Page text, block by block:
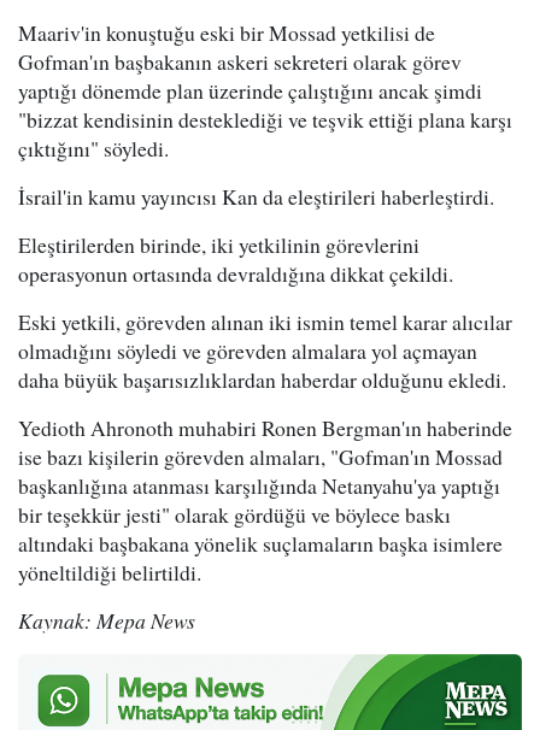
Maariv'in konuştuğu eski bir Mossad yetkilisi de
Gofman'ın başbakanın askeri sekreteri olarak görev
yaptığı dönemde plan üzerinde çalıştığını ancak şimdi
"bizzat kendisinin desteklediği ve teşvik ettiği plana karşı
çıktığını" söyledi.
İsrail'in kamu yayıncısı Kan da eleştirileri haberleştirdi.
Eleştirilerden birinde, iki yetkilinin görevlerini
operasyonun ortasında devraldığına dikkat çekildi.
Eski yetkili, görevden alınan iki ismin temel karar alıcılar
olmadığını söyledi ve görevden almalara yol açmayan
daha büyük başarısızlıklardan haberdar olduğunu ekledi.
Yedioth Ahronoth muhabiri Ronen Bergman'ın haberinde
ise bazı kişilerin görevden almaları, "Gofman'ın Mossad
başkanlığına atanması karşılığında Netanyahu'ya yaptığı
bir teşekkür jesti" olarak gördüğü ve böylece baskı
altındaki başbakana yönelik suçlamaların başka isimlere
yöneltildiği belirtildi.
Kaynak: Mepa News